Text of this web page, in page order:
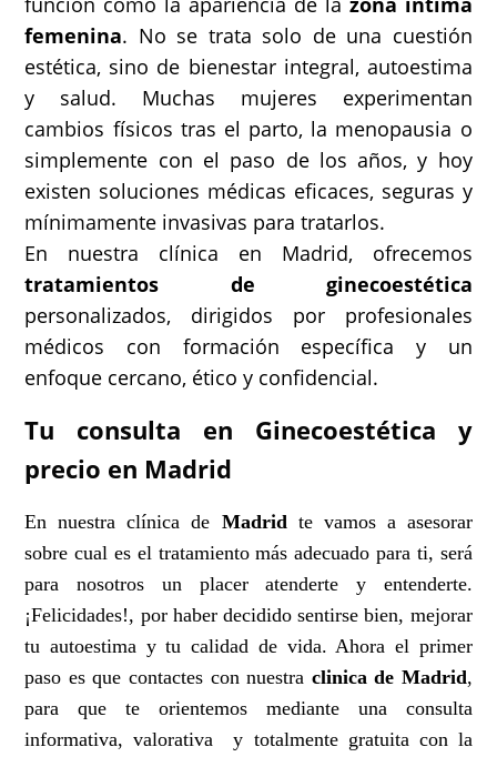
femenina. No se trata solo de una cuestión
estética, sino de bienestar integral, autoestima
y salud. Muchas mujeres experimentan
cambios físicos tras el parto, la menopausia o
simplemente con el paso de los años, y hoy
existen soluciones médicas eficaces, seguras y
mínimamente invasivas para tratarlos.
En nuestra clínica en Madrid, ofrecemos
tratamientos de ginecoestética
personalizados, dirigidos por profesionales
médicos con formación específica y un
enfoque cercano, ético y confidencial.
Tu consulta en Ginecoestética y
precio en Madrid
En nuestra clínica de Madrid te vamos a asesorar
sobre cual es el tratamiento más adecuado para ti, será
para nosotros un placer atenderte y entenderte.
¡Felicidades!, por haber decidido sentirse bien, mejorar
tu autoestima y tu calidad de vida. Ahora el primer
paso es que contactes con nuestra clinica de Madrid,
para que te orientemos mediante una consulta
informativa, valorativa y totalmente gratuita con la